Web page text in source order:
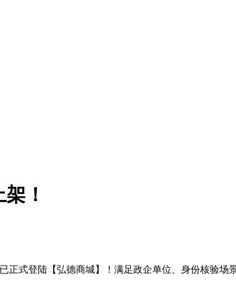
！
式登陆【弘德商城】！满足政企单位、身份核验场